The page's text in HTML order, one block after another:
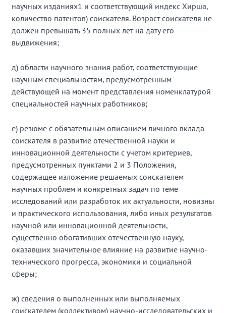
научных изданиях1 и соответствующий индекс Хирша,
количество патентов) соискателя. Возраст соискателя не
должен превышать 35 полных лет на дату его
выдвижения;
д) области научного знания работ, соответствующие
научным специальностям, предусмотренным
действующей на момент представления номенклатурой
специальностей научных работников;
е) резюме с обязательным описанием личного вклада
соискателя в развитие отечественной науки и
инновационной деятельности с учетом критериев,
предусмотренных пунктами 2 и 3 Положения,
содержащее изложение решаемых соискателем
научных проблем и конкретных задач по теме
исследований или разработок их актуальности, новизны
и практического использования, либо иных результатов
научной или инновационной деятельности,
существенно обогативших отечественную науку,
оказавших значительное влияние на развитие научно-
технического прогресса, экономики и социальной
сферы;
ж) сведения о выполненных или выполняемых
соискателем (коллективом) научно-исследовательских и